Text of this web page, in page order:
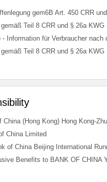
gem6B Art. 450 CRR
Teil 8 CRR und § 26a KWG
Teil 8 CRR und § 26a KWG
China Limited
of China Beijing International
Benefits to BANK OF CHINA